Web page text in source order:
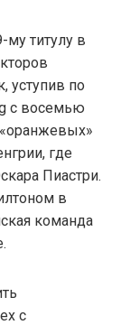
му титулу в
уступив по
с восемью
где
Пиастри.
в
команда
с